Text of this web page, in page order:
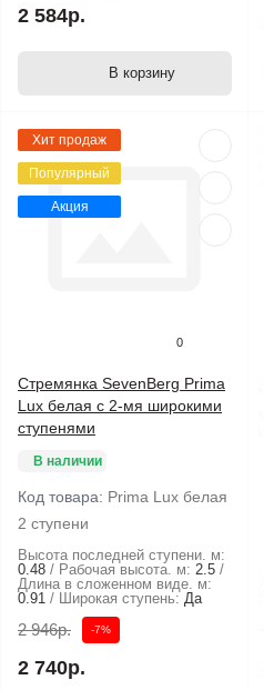
2 584р.
В корзину
Хит продаж
Популярный
Акция
0
Стремянка SevenBerg Prima
Lux белая с 2-мя широкими
ступенями
В наличии
Код товара: Prima Lux белая
2 ступени
Высота последней ступени. м:
0.48
Рабочая высота. м: 2.5
Длина в сложенном виде. м:
0.91
Широкая ступень: Да
2 946р. -7%
2 740р.